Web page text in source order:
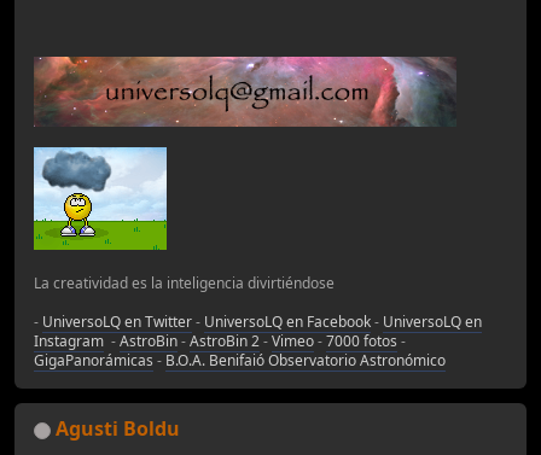
La creatividad es la inteligencia divirtiéndose
- UniversoLQ en Twitter- UniversoLQ en Facebook- UniversoLQ en
Instagram -AstroBin-AstroBin 2-Vimeo-7000 fotos -
GigaPanorámicas - B.O.A. Benifaió Observatorio Astronómico
Agusti Boldu